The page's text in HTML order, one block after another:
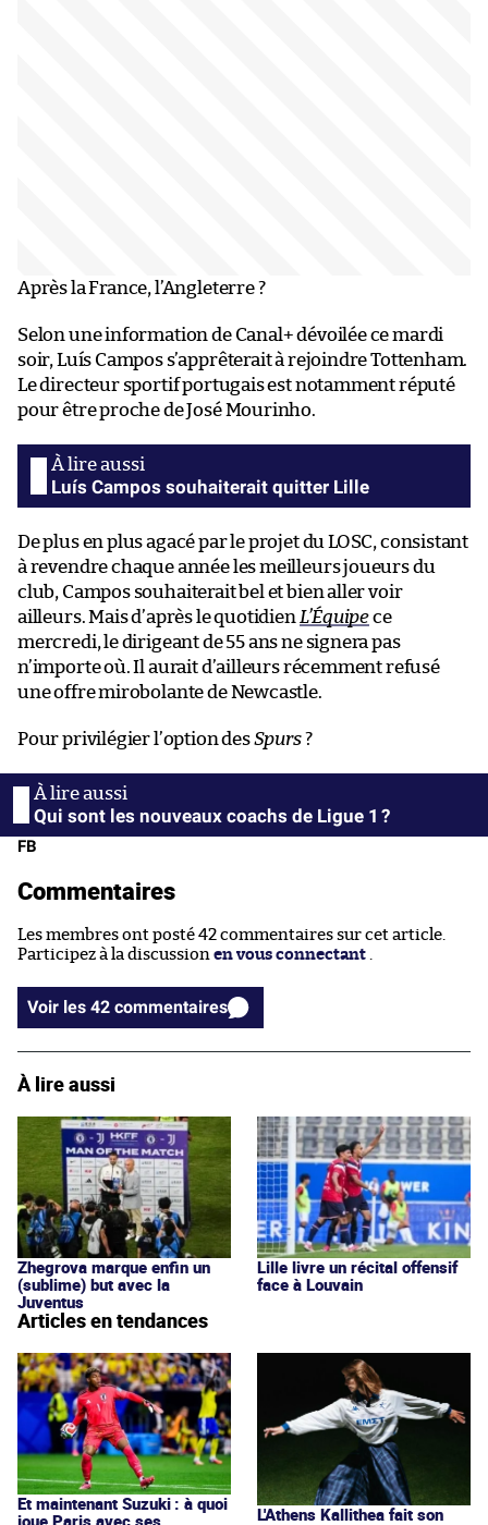
Après la France, l’Angleterre ?
Selon une information de Canal+ dévoilée ce mardi
soir, Luís Campos s’apprêterait à rejoindre Tottenham.
Le directeur sportif portugais est notamment réputé
pour être proche de José Mourinho.
Luís Campos souhaiterait quitter Lille
De plus en plus agacé par le projet du LOSC, consistant
à revendre chaque année les meilleurs joueurs du
club, Campos souhaiterait bel et bien aller voir
ailleurs. Mais d’après le quotidien L’Équipece
mercredi, le dirigeant de 55 ans ne signera pas
n’importe où. Il aurait d’ailleurs récemment refusé
une offre mirobolante de Newcastle.
Pour privilégier l’option desSpurs?
Qui sont les nouveaux coachs de Ligue 1 ?
FB
Commentaires
Les membres ont posté 42 commentaires sur cet article.
Participez à la discussion en vous connectant
Voir les 42 commentaires
À lire aussi
Zhegrova marque enfin un
(sublime) but avec la
Juventus
Lille livre un récital offensif
face à Louvain
Articles en tendances
Et maintenant Suzuki : à quoi
joue Paris avec ses
L'Athens Kallithea fait son